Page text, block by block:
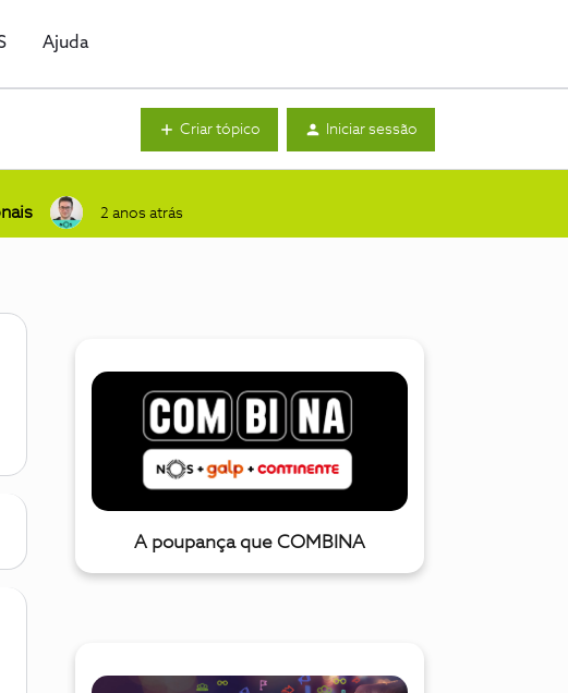
Ajuda
Criar tópico Iniciar sessão
2 anos atrás
A poupança que COMBINA